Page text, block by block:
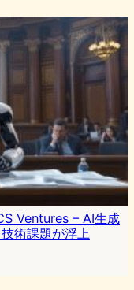
Ventures – AI生成
術課題が浮上